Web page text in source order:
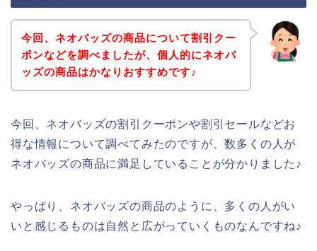
今回、ネオバッズの商品について割引クー
ポンなどを調べましたが、個人的にネオバ
ッズの商品はかなりおすすめです♪
今回、ネオバッズの割引クーポンや割引セールなどお
得な情報について調べてみたのですが、数多くの人が
ネオバッズの商品に満足していることが分かりました♪
やっぱり、ネオバッズの商品のように、多くの人がい
いと感じるものは自然と広がっていくものなんですね♪